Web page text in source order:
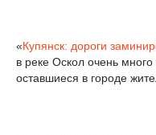
«Купянск: дороги
в реке Оскол очень
оставшиеся в городе